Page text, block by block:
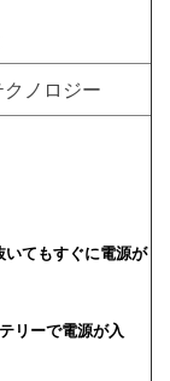
ノロジー
てもすぐに電源が
リーで電源が入